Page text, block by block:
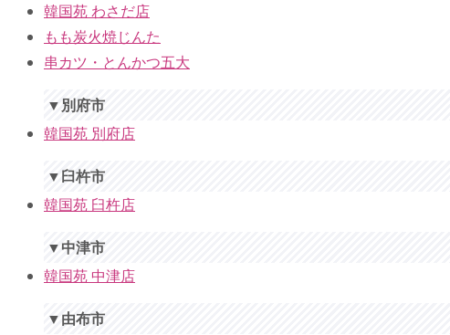
韓国苑 わさだ店
もも炭火焼じんた
串カツ・とんかつ五大
▼別府市
韓国苑 別府店
▼臼杵市
韓国苑 臼杵店
▼中津市
韓国苑 中津店
▼由布市